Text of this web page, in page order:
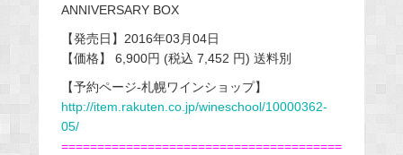
ANNIVERSARY BOX
【発売日】2016年03月04日
【価格】 6,900円 (税込 7,452 円) 送料別
【予約ページ-札幌ワインショップ】
http://item.rakuten.co.jp/wineschool/10000362-
05/
=======================================